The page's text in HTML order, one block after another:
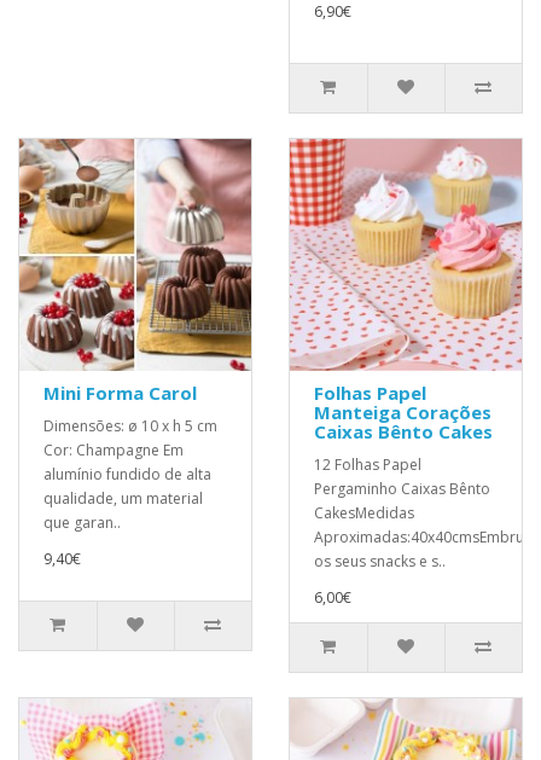
6,90€
Mini Forma Carol
Dimensões: ø 10 x h 5 cm
Cor: Champagne Em
alumínio fundido de alta
qualidade, um material
que garan..
9,40€
Folhas Papel
Manteiga Corações
Caixas Bênto Cakes
12 Folhas Papel
Pergaminho Caixas Bênto
CakesMedidas
os seus snacks e s..
6,00€